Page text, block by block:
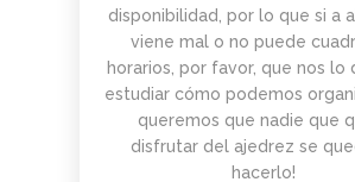
disponibilidad, por lo que si a
viene mal o no puede
horarios, por favor, que nos lo
estudiar cómo podemos
queremos que nadie que
disfrutar del ajedrez se
hacerlo!